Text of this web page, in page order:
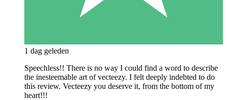
1 dag geleden
Speechless!! There is no way I could find a word to describe
the inesteemable art of vecteezy. I felt deeply indebted to do
this review. Vecteezy you deserve it, from the bottom of my
heart!!!